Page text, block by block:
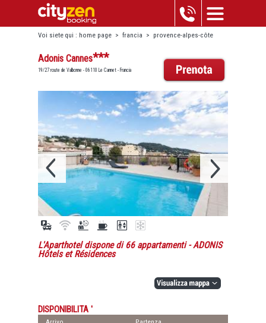
Voi siete qui : home page > francia > provence-alpes-côte
d'azur > le cannet>adonis cannes
Adonis Cannes***
19/27 route de Valbonne - 06110 Le Cannet - Francia
L'Aparthotel dispone di 66 appartamenti- ADONIS
Hôtels et Résidences
DISPONIBILITA '